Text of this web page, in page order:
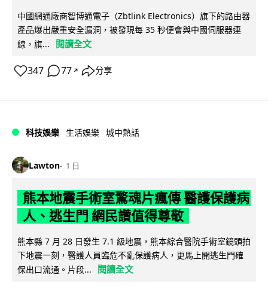
中國網通廠商智博通電子（Zbtlink Electronics）旗下的路由器
產品爆出嚴重安全漏洞，被發現每 35 秒便會與中國伺服器連
線，旗...
閱讀全文
347 77 ↗ 分享
科技娛樂 生活娛樂 城中熱話
Lawton 1 日
熊本地震手術室驚魂片瘋傳 醫護保護病
人、逃生門 網民讚值得尊敬
熊本縣 7 月 28 日發生 7.1 級地震，熊本綜合醫院手術室鏡頭拍
下地震一刻，醫護人員臨危不亂保護病人，更馬上開逃生門確
保出口流通。片段...
閱讀全文